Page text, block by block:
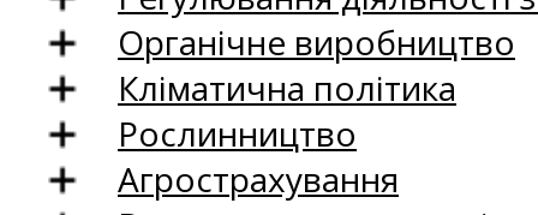
Органічне виробництво
Кліматична політика
Рослинництво
Агрострахування